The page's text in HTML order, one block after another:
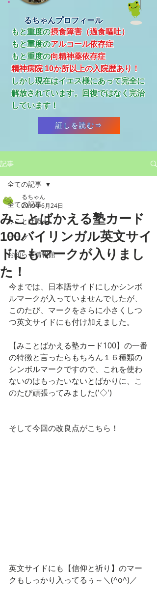
るちゃんプロフィール
もと重度の摂食障害（過食嘔吐）
もと重度のアルコール依存症
​もと重度の向精神薬依存症
精神病院 10か所以上の入院歴あり！
​しかし現在はイエス様にあって完全に
解放されています。回復ではなく完治
しています！
証しを読む⇒
記事
全ての記事
みことば職人
ブログ
お知らせ情報館
全ての記事
みことばかえる塾カード
100バイリンガル英文サイ
ドにもマークが入りまし
た！
るちゃん
2019年6月24日
今までは、日本語サイドにしかシンボ
ルマークが入っていませんでしたが、
このたび、マークをさらに小さくしつ
つ英文サイドにも付け加えました。
【みことばかえる塾カード100】の一番
の特徴と言ったらもちろん１６種類の
シンボルマークですので、これを使わ
ないのはもったいないとばかりに、こ
のたび頑張ってみました('◇')ゞ
そして今回の改良点がこちら！
英文サイドにも【信仰と祈り】のマー
クもしっかり入ってるぅ～＼(^o^)／